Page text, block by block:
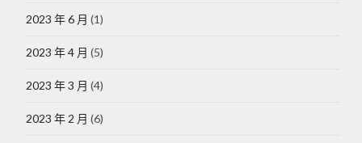
2023 年 6 月 (1)
2023 年 4 月 (5)
2023 年 3 月 (4)
2023 年 2 月 (6)